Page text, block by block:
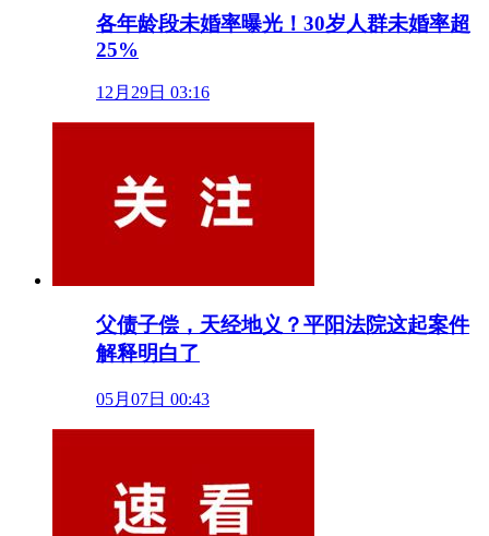
各年龄段未婚率曝光！30岁人群未婚率超
25%
12月29日 03:16
父债子偿，天经地义？平阳法院这起案件
解释明白了
05月07日 00:43